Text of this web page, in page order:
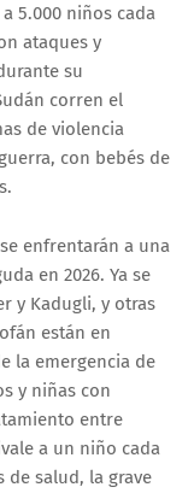
5.000 niños cada
ataques y
su
corren el
de violencia
con bebés de
enfrentarán a una
en 2026. Ya se
y Kadugli, y otras
están en
la emergencia de
y niñas con
entre
a un niño cada
de salud, la grave